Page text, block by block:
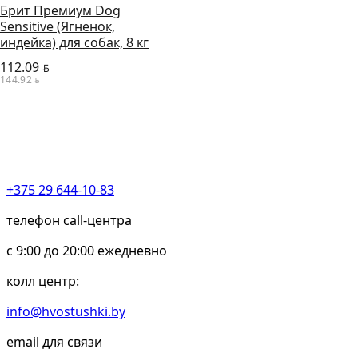
Брит Премиум Dog
Sensitive (Ягненок,
индейка) для собак, 8 кг
112.09 BYN
144.92 BYN
+375 29 644-10-83
телефон call-центра
c 9:00 до 20:00 ежедневно
колл центр:
info@hvostushki.by
email для связи